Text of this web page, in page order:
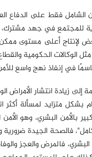
الشامل فقط على الدفاع
للمجتمع في جهد مشترك،
لإنتاج أعلى مستوى
مثل الوكالات الحكومية
في إنفاذ نهج واسع للأمن
إلى زيادة انتشار الأمراض
بالأمن البشري، وهو
فالصحة الجيدة
فالمرض والعجز